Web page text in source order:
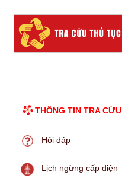
THÔNG TIN TRA CỨU
Hỏi đáp
Lịch ngừng cấp điện